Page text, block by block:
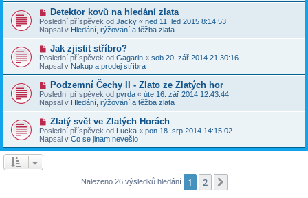
p
v
e
k
p
í
s
p
ě
v
e
k
N
o
v
ý
í
s
p
v
e
k
Detektor kovů na hledání zlata
Poslední příspěvek od Jacky « ned 11. led 2015 8:14:53
Napsal v Hledání, rýžování a těžba zlata
N
o
v
ý
p
í
s
p
ě
v
e
k
Jak zjistit stříbro?
Poslední příspěvek od Gagarin « sob 20. zář 2014 21:30:16
Napsal v Nakup a prodej stříbra
N
o
v
ý
p
í
s
p
Podzemní Čechy II - Zlato ze Zlatých hor
Poslední příspěvek od pyrda « úte 16. zář 2014 12:43:44
Napsal v Hledání, rýžování a těžba zlata
N
o
v
ý
p
Zlatý svět ve Zlatých Horách
Poslední příspěvek od Lucka « pon 18. srp 2014 14:15:02
Napsal v Co se jinam nevešlo
Nalezeno 26 výsledků hledání 1 2